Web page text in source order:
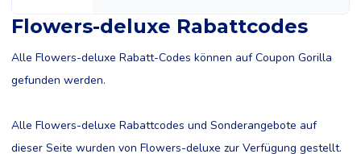
Flowers-deluxe Rabattcodes
Alle Flowers-deluxe Rabatt-Codes können auf Coupon Gorilla
gefunden werden.
Alle Flowers-deluxe Rabattcodes und Sonderangebote auf
dieser Seite wurden von Flowers-deluxe zur Verfügung gestellt.